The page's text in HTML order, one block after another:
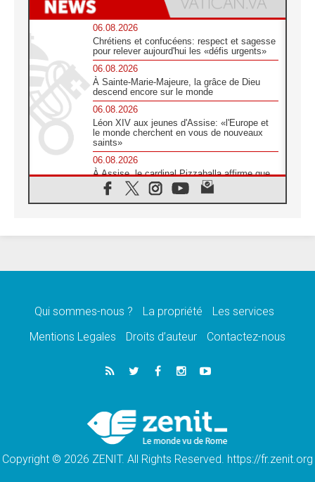
06.08.2026
Chrétiens et confucéens: respect et sagesse
pour relever aujourd'hui les «défis urgents»
06.08.2026
À Sainte-Marie-Majeure, la grâce de Dieu
descend encore sur le monde
06.08.2026
Léon XIV aux jeunes d'Assise: «l'Europe et
le monde cherchent en vous de nouveaux
saints»
06.08.2026
À Assise, le cardinal Pizzaballa affirme que
«les chrétiens veulent la paix»
06.08.2026
message de paix et de dignité humaine»
«La visite du Pape en Uruguay renforcera
05.08.2026
Le nonce en Ukraine: «Il est inquiétant
Léon XIV au Pérou, une lueur d'espoir pour
un peuple en quête de paix
Qui sommes-nous ? La propriété
Les services
Mentions Legales
Droits d’auteur Contactez-nous
Copyright © 2026 ZENIT. All Rights Reserved. https://fr.zenit.org